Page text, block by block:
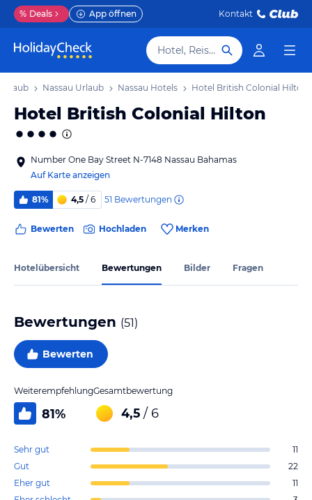
% Deals App öffnen Kontakt
Hotel, Reiseziel
Nassau Urlaub Nassau Hotels Hotel British Colonial Hilton
Hotel British Colonial Hilton
Number One Bay Street N-7148 Nassau Bahamas
Auf Karte anzeigen
81% 4,5 / 6 51 Bewertungen
Bewerten Hochladen Merken
Hotelübersicht Bewertungen Bilder Fragen
Bewertungen (51)
Bewerten
Weiterempfehlung
81%
Gesamtbewertung
4,5 / 6
Sehr gut
11
Gut
22
Eher gut
11